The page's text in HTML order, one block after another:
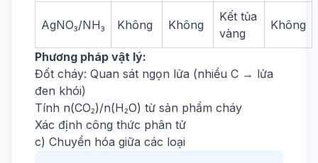
AgNO₃/NH₃ Không Không
Kết tủa
vàng
Không
Phương pháp vật lý:
Đốt cháy: Quan sát ngọn lửa (nhiều C → lửa
đen khói)
Tính n(CO₂)/n(H₂O) từ sản phẩm cháy
Xác định công thức phân tử
c) Chuyển hóa giữa các loại